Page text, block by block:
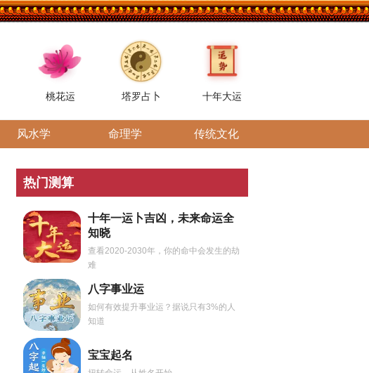
桃花运 塔罗占卜 十年大运
风水学 命理学 传统文化
热门测算
十年一运卜吉凶，未来命运全
知晓
查看2020-2030年，你的命中会发生的劫
难
八字事业运
如何有效提升事业运？据说只有3%的人
知道
宝宝起名